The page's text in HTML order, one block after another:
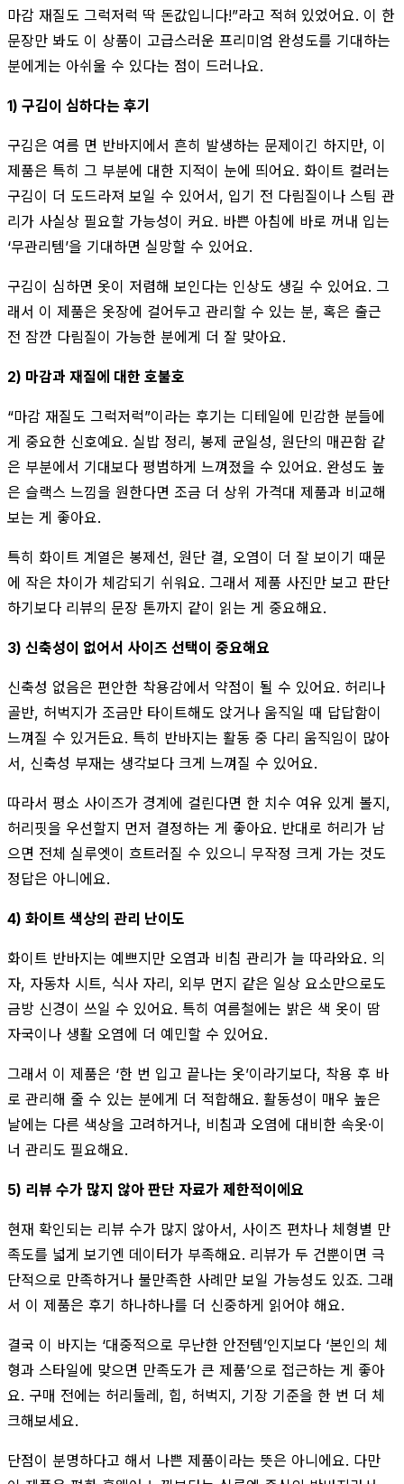
마감 재질도 그럭저럭 딱 돈값입니다!”라고 적혀 있었어요. 이 한
문장만 봐도 이 상품이 고급스러운 프리미엄 완성도를 기대하는
분에게는 아쉬울 수 있다는 점이 드러나요.
1) 구김이 심하다는 후기
구김은 여름 면 반바지에서 흔히 발생하는 문제이긴 하지만, 이
제품은 특히 그 부분에 대한 지적이 눈에 띄어요. 화이트 컬러는
구김이 더 도드라져 보일 수 있어서, 입기 전 다림질이나 스팀 관
리가 사실상 필요할 가능성이 커요. 바쁜 아침에 바로 꺼내 입는
‘무관리템’을 기대하면 실망할 수 있어요.
구김이 심하면 옷이 저렴해 보인다는 인상도 생길 수 있어요. 그
래서 이 제품은 옷장에 걸어두고 관리할 수 있는 분, 혹은 출근
전 잠깐 다림질이 가능한 분에게 더 잘 맞아요.
2) 마감과 재질에 대한 호불호
“마감 재질도 그럭저럭”이라는 후기는 디테일에 민감한 분들에
게 중요한 신호예요. 실밥 정리, 봉제 균일성, 원단의 매끈함 같
은 부분에서 기대보다 평범하게 느껴졌을 수 있어요. 완성도 높
은 슬랙스 느낌을 원한다면 조금 더 상위 가격대 제품과 비교해
보는 게 좋아요.
특히 화이트 계열은 봉제선, 원단 결, 오염이 더 잘 보이기 때문
에 작은 차이가 체감되기 쉬워요. 그래서 제품 사진만 보고 판단
하기보다 리뷰의 문장 톤까지 같이 읽는 게 중요해요.
3) 신축성이 없어서 사이즈 선택이 중요해요
신축성 없음은 편안한 착용감에서 약점이 될 수 있어요. 허리나
골반, 허벅지가 조금만 타이트해도 앉거나 움직일 때 답답함이
느껴질 수 있거든요. 특히 반바지는 활동 중 다리 움직임이 많아
서, 신축성 부재는 생각보다 크게 느껴질 수 있어요.
따라서 평소 사이즈가 경계에 걸린다면 한 치수 여유 있게 볼지,
허리핏을 우선할지 먼저 결정하는 게 좋아요. 반대로 허리가 남
으면 전체 실루엣이 흐트러질 수 있으니 무작정 크게 가는 것도
정답은 아니에요.
4) 화이트 색상의 관리 난이도
화이트 반바지는 예쁘지만 오염과 비침 관리가 늘 따라와요. 의
자, 자동차 시트, 식사 자리, 외부 먼지 같은 일상 요소만으로도
금방 신경이 쓰일 수 있어요. 특히 여름철에는 밝은 색 옷이 땀
자국이나 생활 오염에 더 예민할 수 있어요.
그래서 이 제품은 ‘한 번 입고 끝나는 옷’이라기보다, 착용 후 바
로 관리해 줄 수 있는 분에게 더 적합해요. 활동성이 매우 높은
날에는 다른 색상을 고려하거나, 비침과 오염에 대비한 속옷·이
너 관리도 필요해요.
5) 리뷰 수가 많지 않아 판단 자료가 제한적이에요
현재 확인되는 리뷰 수가 많지 않아서, 사이즈 편차나 체형별 만
족도를 넓게 보기엔 데이터가 부족해요. 리뷰가 두 건뿐이면 극
단적으로 만족하거나 불만족한 사례만 보일 가능성도 있죠. 그래
서 이 제품은 후기 하나하나를 더 신중하게 읽어야 해요.
결국 이 바지는 ‘대중적으로 무난한 안전템’인지보다 ‘본인의 체
형과 스타일에 맞으면 만족도가 큰 제품’으로 접근하는 게 좋아
요. 구매 전에는 허리둘레, 힙, 허벅지, 기장 기준을 한 번 더 체
크해보세요.
단점이 분명하다고 해서 나쁜 제품이라는 뜻은 아니에요. 다만